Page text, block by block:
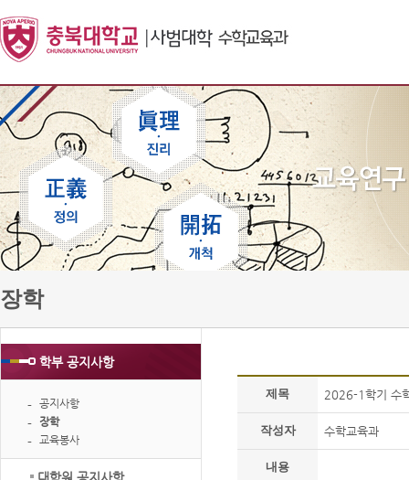
학부 공지사항
공지사항
장학
교육봉사
장학
제목 2026-1학기 수
작성자 수학교육과
내용